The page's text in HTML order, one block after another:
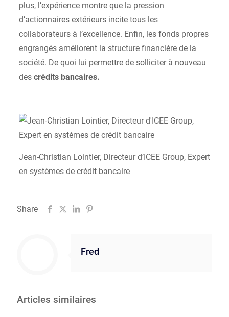
plus, l’expérience montre que la pression
d’actionnaires extérieurs incite tous les
collaborateurs à l’excellence. Enfin, les fonds propres
engrangés améliorent la structure financière de la
société. De quoi lui permettre de solliciter à nouveau
des crédits bancaires.
Jean-Christian Lointier, Directeur d’ICEE Group, Expert
en systèmes de crédit bancaire
Share
Fred
Articles similaires